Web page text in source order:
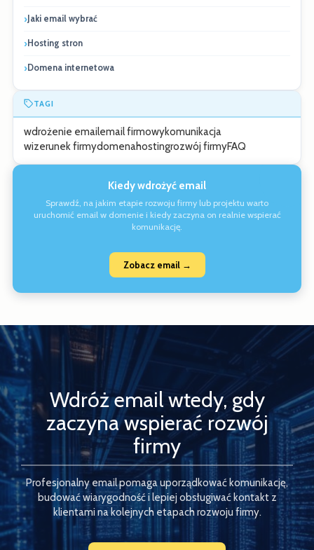
Jaki email wybrać
Hosting stron
Domena internetowa
TAGI
wdrożenie emailemail firmowykomunikacja
wizerunek firmydomenahostingrozwój firmyFAQ
Kiedy wdrożyć email
Sprawdź, na jakim etapie rozwoju firmy lub projektu warto
uruchomić email w domenie i kiedy zaczyna on realnie wspierać
komunikację.
Zobacz email →
Wdróż email wtedy, gdy
zaczyna wspierać rozwój
firmy
Profesjonalny email pomaga uporządkować komunikację,
budować wiarygodność i lepiej obsługiwać kontakt z
klientami na kolejnych etapach rozwoju firmy.